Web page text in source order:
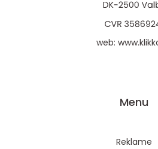
web:
Menu
Reklame